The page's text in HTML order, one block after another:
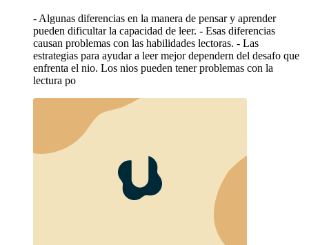
- Algunas diferencias en la manera de pensar y aprender
pueden dificultar la capacidad de leer. - Esas diferencias
causan problemas con las habilidades lectoras. - Las
estrategias para ayudar a leer mejor dependern del desafo que
enfrenta el nio. Los nios pueden tener problemas con la
lectura po